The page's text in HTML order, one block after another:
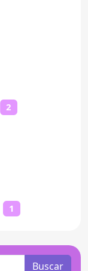
2
1
Buscar